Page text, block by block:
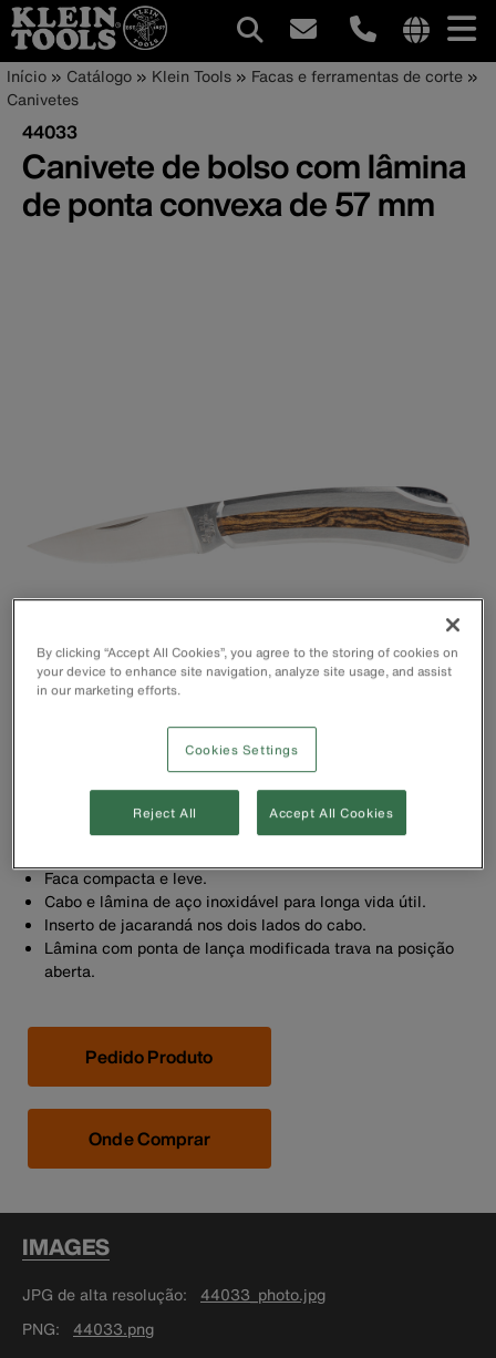
Pular
para
conteúdo
principal
site
Navegação
principal
Trilha
de
navegação
Início Catálogo Klein Tools
Facas e ferramentas de corte
Canivetes
44033
Canivete de bolso com lâmina
de ponta convexa de 57 mm
Faca compacta e leve.
Cabo e lâmina de aço inoxidável para longa vida útil.
Inserto de jacarandá nos dois lados do cabo.
Lâmina com ponta de lança modificada trava na posição
aberta.
Pedido Produto
Onde Comprar
IMAGES
JPG de alta resolução
44033_photo.jpg
PNG
44033.png
By clicking “Accept All Cookies”, you agree to the storing of cookies on
your device to enhance site navigation, analyze site usage, and assist
in our marketing efforts.
Cookies Settings
Reject All Accept All Cookies